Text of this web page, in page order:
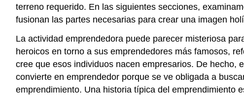
terreno requerido. En las siguientes secciones,
fusionan las partes necesarias para crear una imagen
La actividad emprendedora puede parecer misteriosa
heroicos en torno a sus emprendedores más famosos,
cree que esos individuos nacen empresarios. De hecho,
convierte en emprendedor porque se ve obligada a
emprendimiento. Una historia típica del emprendimiento